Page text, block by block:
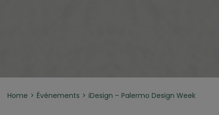
Home Événements iDesign – Palermo Design Week